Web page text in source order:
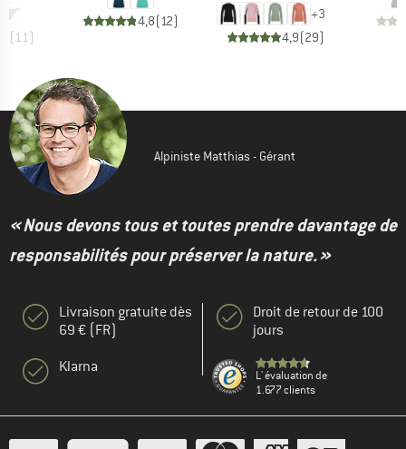
(11)
4,8(12) +3
4,9(29)
Alpiniste Matthias - Gérant
« Nous devons tous et toutes prendre davantage de
responsabilités pour préserver la nature. »
Livraison gratuite dès
69 € (FR)
Klarna
Droit de retour de 100
jours
L' évaluation de
1.677 clients